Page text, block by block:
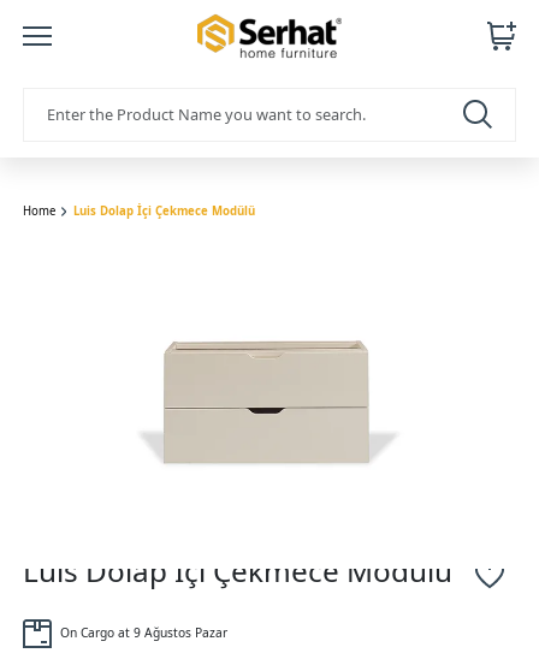
Home Luis Dolap İçi Çekmece Modülü
Luis Dolap İçi Çekmece Modülü
On Cargo at 9 Ağustos Pazar